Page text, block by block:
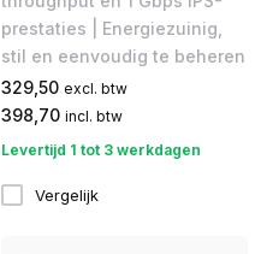
prestaties | Energiezuinig,
stil en eenvoudig te beheren
329,50 excl. btw
398,70 incl. btw
Levertijd 1 tot 3 werkdagen
Vergelijk